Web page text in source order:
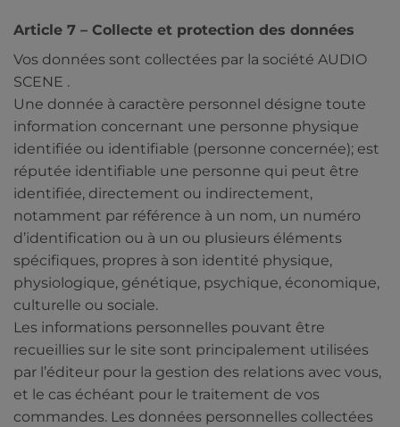
Article 7 – Collecte et protection des données
Vos données sont collectées par la société AUDIO
SCENE .
Une donnée à caractère personnel désigne toute
information concernant une personne physique
identifiée ou identifiable (personne concernée); est
réputée identifiable une personne qui peut être
identifiée, directement ou indirectement,
notamment par référence à un nom, un numéro
d’identification ou à un ou plusieurs éléments
spécifiques, propres à son identité physique,
physiologique, génétique, psychique, économique,
culturelle ou sociale.
Les informations personnelles pouvant être
recueillies sur le site sont principalement utilisées
par l’éditeur pour la gestion des relations avec vous,
et le cas échéant pour le traitement de vos
commandes. Les données personnelles collectées